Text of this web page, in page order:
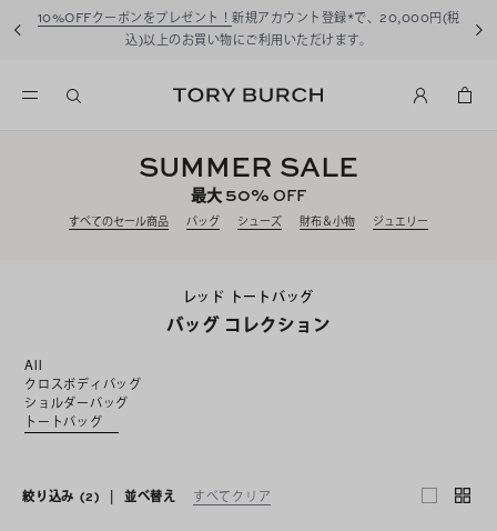
10%OFFクーポンをプレゼント！ 新規アカウント登録*で、20,000円(税
込)以上のお買い物にご利用いただけます。
SUMMER SALE
最大50% OFF
すべてのセール商品 バッグ シューズ 財布＆小物 ジュエリー
レッド トートバッグ
バッグ コレクション
All
クロスボディバッグ
ショルダーバッグ
トートバッグ
絞り込み (2) | 並べ替え すべてクリア